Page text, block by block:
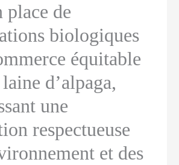
place de
biologiques
équitable
d’alpaga,
une
respectueuse
et des